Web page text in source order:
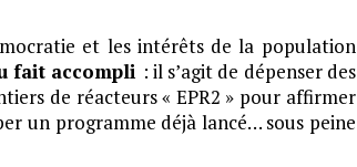
et les intérêts de la population
fait accompli : il s’agit de dépenser des
de réacteurs « EPR2 » pour affirmer
un programme déjà lancé… sous peine